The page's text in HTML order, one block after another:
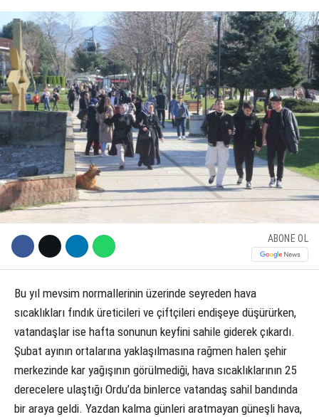
WhatsApp İhbar Hattı
Facebook
Instagram
Youtube
EĞITIM
SAĞLIK
KÜLTÜR SANAT
SERVISLER
ABONE OL
Bu yıl mevsim normallerinin üzerinde seyreden hava
sıcaklıkları fındık üreticileri ve çiftçileri endişeye düşürürken,
vatandaşlar ise hafta sonunun keyfini sahile giderek çıkardı.
Şubat ayının ortalarına yaklaşılmasına rağmen halen şehir
merkezinde kar yağışının görülmediği, hava sıcaklıklarının 25
derecelere ulaştığı Ordu’da binlerce vatandaş sahil bandında
bir araya geldi. Yazdan kalma günleri aratmayan güneşli hava,